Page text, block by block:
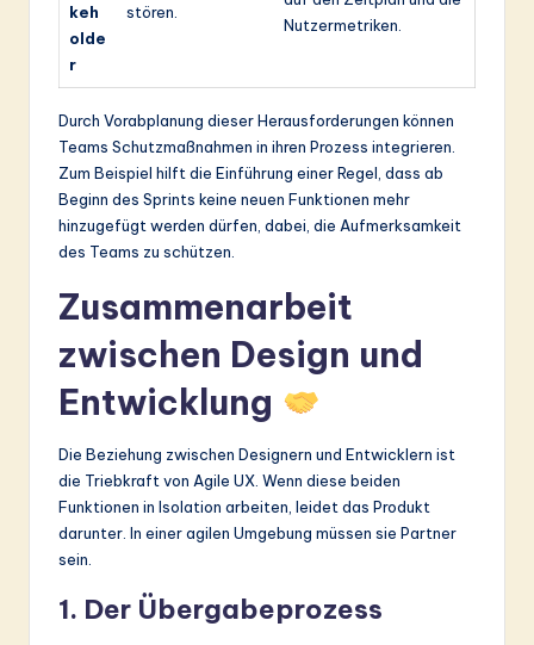
keh
olde
r
stören.
Nutzermetriken.
Durch Vorabplanung dieser Herausforderungen können
Teams Schutzmaßnahmen in ihren Prozess integrieren.
Zum Beispiel hilft die Einführung einer Regel, dass ab
Beginn des Sprints keine neuen Funktionen mehr
hinzugefügt werden dürfen, dabei, die Aufmerksamkeit
des Teams zu schützen.
Zusammenarbeit
zwischen Design und
Entwicklung
Die Beziehung zwischen Designern und Entwicklern ist
die Triebkraft von Agile UX. Wenn diese beiden
Funktionen in Isolation arbeiten, leidet das Produkt
darunter. In einer agilen Umgebung müssen sie Partner
sein.
1. Der Übergabeprozess